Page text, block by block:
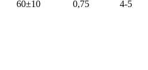
60±10 0,75 4-5